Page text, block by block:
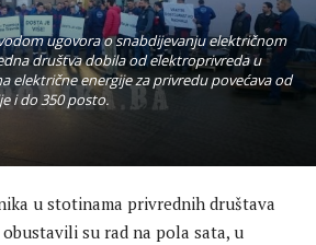
ugovora o snabdijevanju električnom
društva dobila od elektroprivreda u
električne energije za privredu povećava od
i do 350 posto.
u stotinama privrednih društava
su rad na pola sata, u